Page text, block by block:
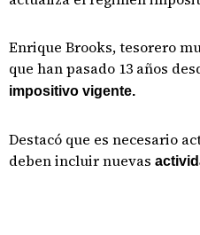
Enrique Brooks, tesorero
que han pasado 13 años
impositivo vigente.
Destacó que es necesario
deben incluir nuevas